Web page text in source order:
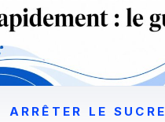
ARRÊTER LE SUCRE